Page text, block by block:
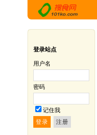
登录站点
用户名
密码
记住我